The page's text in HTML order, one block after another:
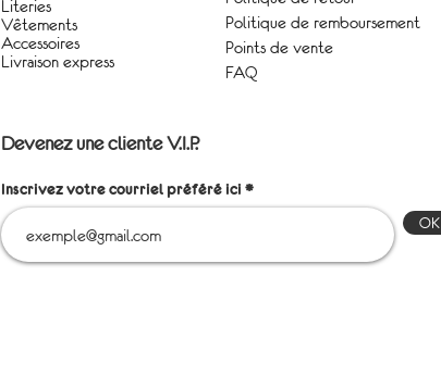
Literies
Vêtements
Accessoires
Livraison express
Politique de remboursement
Points de vente
FAQ
Devenez une cliente V.I.P.
Inscrivez votre courriel préféré ici
OK